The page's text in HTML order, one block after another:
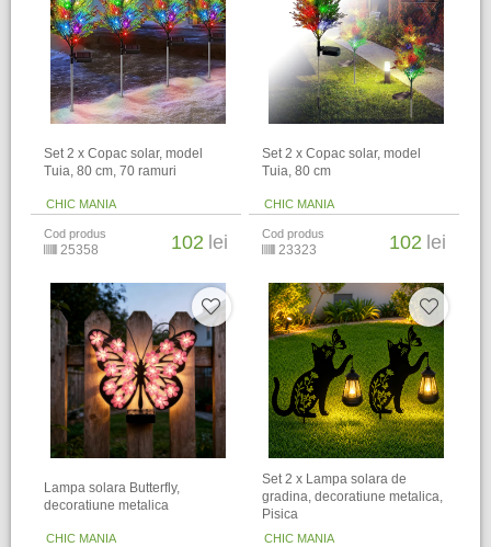
Set 2 x Copac solar, model
Tuia, 80 cm, 70 ramuri
CHIC MANIA
Cod produs
25358 102 lei
Set 2 x Copac solar, model
Tuia, 80 cm
CHIC MANIA
Cod produs
23323 102 lei
Lampa solara Butterfly,
decoratiune metalica
CHIC MANIA
Set 2 x Lampa solara de
gradina, decoratiune metalica,
Pisica
CHIC MANIA